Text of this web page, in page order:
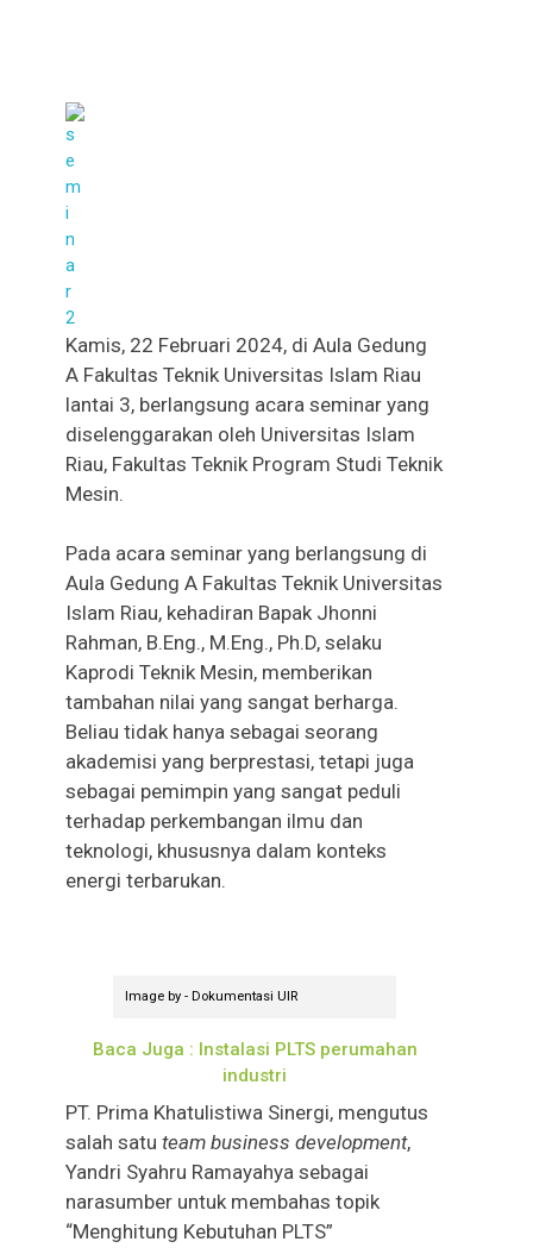
Kamis, 22 Februari 2024, di Aula Gedung
A Fakultas Teknik Universitas Islam Riau
lantai 3, berlangsung acara seminar yang
diselenggarakan oleh Universitas Islam
Riau, Fakultas Teknik Program Studi Teknik
Mesin.
Pada acara seminar yang berlangsung di
Aula Gedung A Fakultas Teknik Universitas
Islam Riau, kehadiran Bapak Jhonni
Rahman, B.Eng., M.Eng., Ph.D, selaku
Kaprodi Teknik Mesin, memberikan
tambahan nilai yang sangat berharga.
Beliau tidak hanya sebagai seorang
akademisi yang berprestasi, tetapi juga
sebagai pemimpin yang sangat peduli
terhadap perkembangan ilmu dan
teknologi, khususnya dalam konteks
energi terbarukan.
Image by - Dokumentasi UIR
Baca Juga : Instalasi PLTS perumahan
industri
PT. Prima Khatulistiwa Sinergi, mengutus
salah satu team business development,
Yandri Syahru Ramayahya sebagai
narasumber untuk membahas topik
“Menghitung Kebutuhan PLTS”